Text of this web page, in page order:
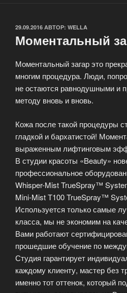
ОПУБЛИКОВАНО
29.09.2016 АВТОР: WELLA
Моментальный
Моментальный загар это
многим процедура. Люди,
не остаются равнодушными и
методу вновь и вновь.
Кожа после такой процедуры
гладкой и бархатистой!
выраженным лифтинговым
В студии красоты «Beauty»
профессиональное
Whisper-Mist TrueSpray™
Mini-Mist Т100 TrueSpray™
Используется только самые
класса, мы не экономим на
Вами работают
прошедшие обучение по
Студия гарантирует
каждому клиенту, мастер без
именно тот оттенок, который